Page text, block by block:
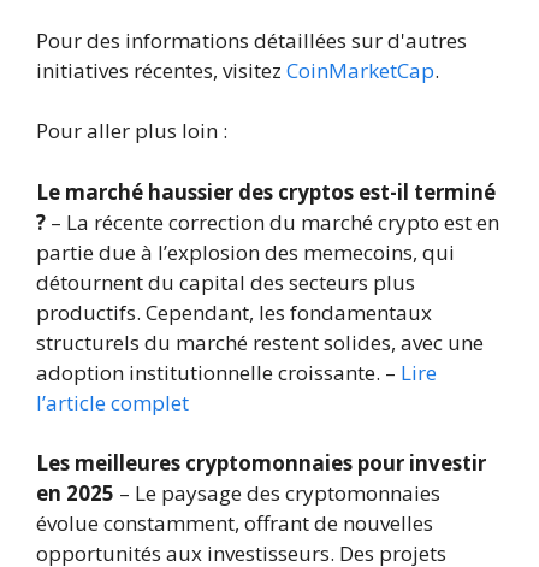
Pour des informations détaillées sur d'autres
initiatives récentes, visitez CoinMarketCap.
Pour aller plus loin :
Le marché haussier des cryptos est-il terminé
? – La récente correction du marché crypto est en
partie due à l’explosion des memecoins, qui
détournent du capital des secteurs plus
productifs. Cependant, les fondamentaux
structurels du marché restent solides, avec une
adoption institutionnelle croissante. – Lire
l’article complet
Les meilleures cryptomonnaies pour investir
en 2025 – Le paysage des cryptomonnaies
évolue constamment, offrant de nouvelles
opportunités aux investisseurs. Des projets